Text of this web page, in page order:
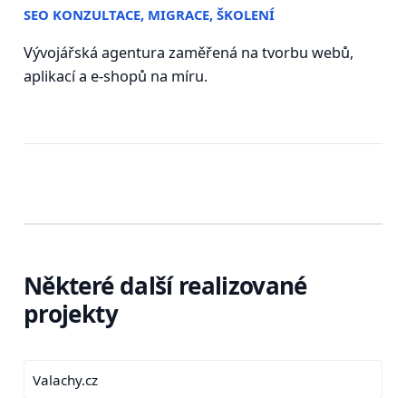
SEO KONZULTACE, MIGRACE, ŠKOLENÍ
Vývojářská agentura zaměřená na tvorbu webů,
aplikací a e-shopů na míru.
Některé další realizované
projekty
Valachy.cz